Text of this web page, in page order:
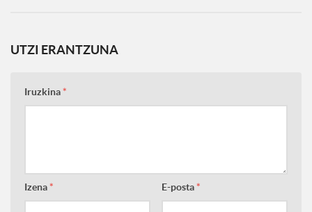
UTZI ERANTZUNA
Iruzkina*
Izena* E-posta*